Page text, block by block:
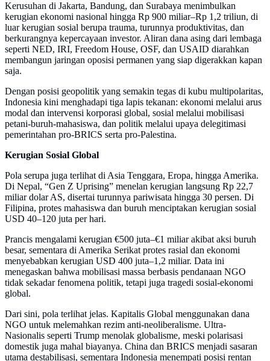
Kerusuhan di Jakarta, Bandung, dan Surabaya menimbulkan
kerugian ekonomi nasional hingga Rp 900 miliar–Rp 1,2 triliun, di
luar kerugian sosial berupa trauma, turunnya produktivitas, dan
berkurangnya kepercayaan investor. Aliran dana asing dari lembaga
seperti NED, IRI, Freedom House, OSF, dan USAID diarahkan
membangun jaringan oposisi permanen yang siap digerakkan kapan
saja.
Dengan posisi geopolitik yang semakin tegas di kubu multipolaritas,
Indonesia kini menghadapi tiga lapis tekanan: ekonomi melalui arus
modal dan intervensi korporasi global, sosial melalui mobilisasi
petani-buruh-mahasiswa, dan politik melalui upaya delegitimasi
pemerintahan pro-BRICS serta pro-Palestina.
Kerugian Sosial Global
Pola serupa juga terlihat di Asia Tenggara, Eropa, hingga Amerika.
Di Nepal, “Gen Z Uprising” menelan kerugian langsung Rp 22,7
miliar dolar AS, disertai turunnya pariwisata hingga 30 persen. Di
Filipina, protes mahasiswa dan buruh menciptakan kerugian sosial
USD 40–120 juta per hari.
Prancis mengalami kerugian €500 juta–€1 miliar akibat aksi buruh
besar, sementara di Amerika Serikat protes rasial dan ekonomi
menyebabkan kerugian USD 400 juta–1,2 miliar. Data ini
menegaskan bahwa mobilisasi massa berbasis pendanaan NGO
tidak sekadar fenomena politik, tetapi juga tragedi sosial-ekonomi
global.
Dari sini, pola terlihat jelas. Kapitalis Global menggunakan dana
NGO untuk melemahkan rezim anti-neoliberalisme. Ultra-
Nasionalis seperti Trump menolak globalisme, meski polarisasi
domestik juga mahal biayanya. China dan BRICS menjadi sasaran
utama destabilisasi, sementara Indonesia menempati posisi rentan